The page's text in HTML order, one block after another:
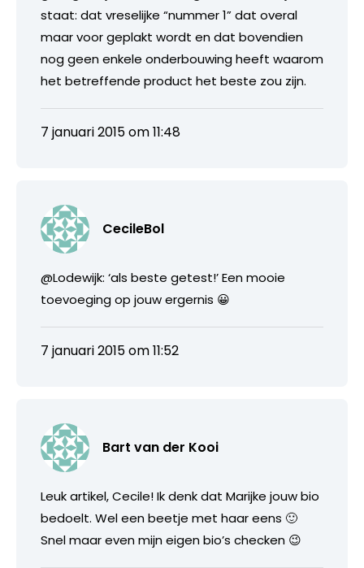
staat: dat vreselijke “nummer 1” dat overal
maar voor geplakt wordt en dat bovendien
nog geen enkele onderbouwing heeft waarom
het betreffende product het beste zou zijn.
7 januari 2015 om 11:48
CecileBol
@Lodewijk: ‘als beste getest!’ Een mooie
toevoeging op jouw ergernis 😀
7 januari 2015 om 11:52
Bart van der Kooi
Leuk artikel, Cecile! Ik denk dat Marijke jouw bio
bedoelt. Wel een beetje met haar eens 🙂
Snel maar even mijn eigen bio’s checken 😉